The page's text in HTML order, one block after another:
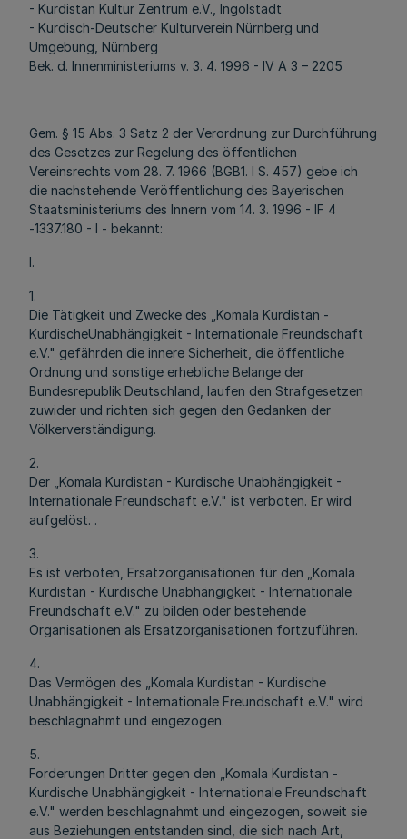
- Kurdistan Kultur Zentrum e.V., Ingolstadt
- Kurdisch-Deutscher Kulturverein Nürnberg und
Umgebung, Nürnberg
Bek. d. Innenministeriums v. 3. 4. 1996 - IV A 3 – 2205
Gem. § 15 Abs. 3 Satz 2 der Verordnung zur Durchführung
des Gesetzes zur Regelung des öffentlichen
Vereinsrechts vom 28. 7. 1966 (BGB1. I S. 457) gebe ich
die nachstehende Veröffentlichung des Bayerischen
Staatsministeriums des Innern vom 14. 3. 1996 - IF 4
-1337.180 - l - bekannt:
I.
1.
Die Tätigkeit und Zwecke des „Komala Kurdistan -
KurdischeUnabhängigkeit - Internationale Freundschaft
e.V." gefährden die innere Sicherheit, die öffentliche
Ordnung und sonstige erhebliche Belange der
Bundesrepublik Deutschland, laufen den Strafgesetzen
zuwider und richten sich gegen den Gedanken der
Völkerverständigung.
2.
Der „Komala Kurdistan - Kurdische Unabhängigkeit -
Internationale Freundschaft e.V." ist verboten. Er wird
aufgelöst. .
3.
Es ist verboten, Ersatzorganisationen für den „Komala
Kurdistan - Kurdische Unabhängigkeit - Internationale
Freundschaft e.V." zu bilden oder bestehende
Organisationen als Ersatzorganisationen fortzuführen.
4.
Das Vermögen des „Komala Kurdistan - Kurdische
Unabhängigkeit - Internationale Freundschaft e.V." wird
beschlagnahmt und eingezogen.
5.
Forderungen Dritter gegen den „Komala Kurdistan -
Kurdische Unabhängigkeit - Internationale Freundschaft
e.V." werden beschlagnahmt und eingezogen, soweit sie
aus Beziehungen entstanden sind, die sich nach Art,